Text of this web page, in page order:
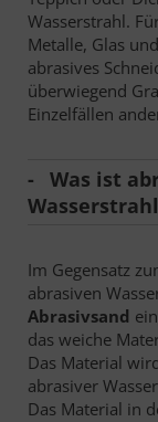
Wasserstrahl.
Metalle, Glas
abrasives
überwiegend
Einzelfällen
Was ist
Im Gegensatz
abrasiven
Abrasivsand
das weiche
Das Material
abrasiver
Das Material in